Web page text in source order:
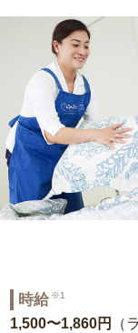
時給 ※1
1,500〜1,860円
（